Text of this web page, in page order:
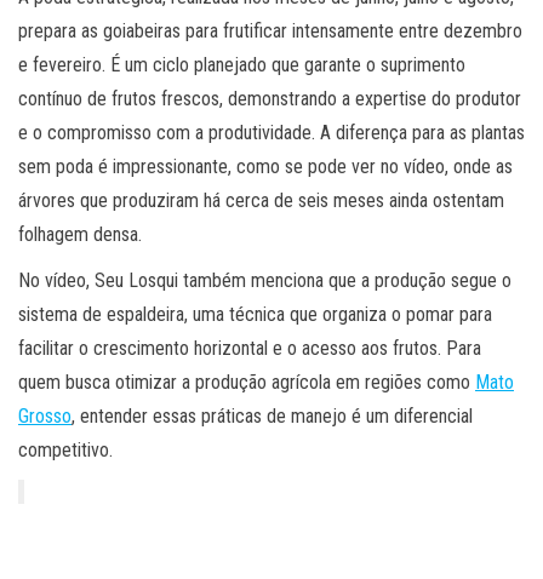
prepara as goiabeiras para frutificar intensamente entre dezembro
e fevereiro. É um ciclo planejado que garante o suprimento
contínuo de frutos frescos, demonstrando a expertise do produtor
e o compromisso com a produtividade. A diferença para as plantas
sem poda é impressionante, como se pode ver no vídeo, onde as
árvores que produziram há cerca de seis meses ainda ostentam
folhagem densa.
No vídeo, Seu Losqui também menciona que a produção segue o
sistema de espaldeira, uma técnica que organiza o pomar para
facilitar o crescimento horizontal e o acesso aos frutos. Para
quem busca otimizar a produção agrícola em regiões como Mato
Grosso, entender essas práticas de manejo é um diferencial
competitivo.